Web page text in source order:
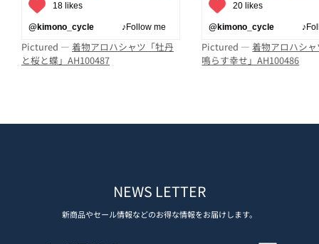
18 likes
@kimono_cycle ♪Follow me
Pictured — 着物アロハシャツ「牡丹
と桜と蝶」AH100487
20 likes
@kimono_cycle
Pictured —着物アロハシ
鳴らす幸せ」AH100486
NEWS LETTER
新商品やセール情報などのお得な情報をお届けします。